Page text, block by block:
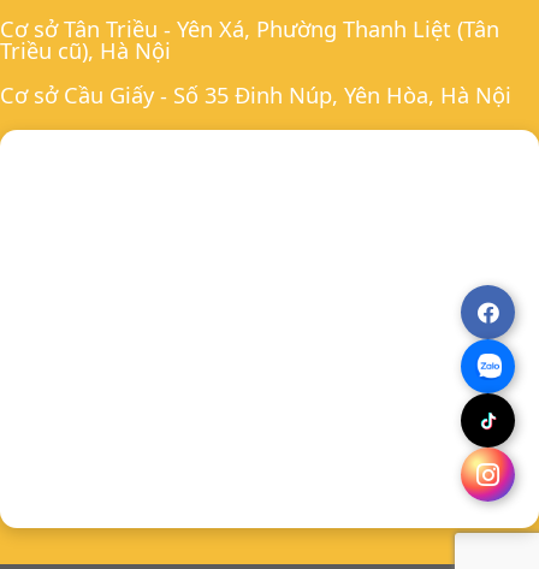
Cơ sở Tân Triều - Yên Xá, Phường Thanh Liệt (Tân
Triều cũ), Hà Nội
Cơ sở Cầu Giấy - Số 35 Đinh Núp, Yên Hòa, Hà Nội